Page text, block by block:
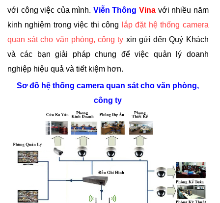
với công việc của mình. Viễn Thông Vinavới nhiều năm
kinh nghiệm trong việc thi công
ắp đặt hệ thống camera
quan sát cho văn phòng, công ty xin gửi đến Quý Khách
và các bạn giải pháp chung để việc quản lý doanh
nghiệp hiệu quả và tiết kiệm hơn.
Sơ đồ hệ thống camera quan sát cho văn phòng,
công ty